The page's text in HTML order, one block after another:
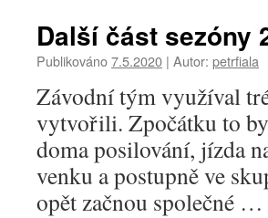
Další část sezóny
Publikováno7.5.2020 | Autor: petrfiala
Závodní tým využíval
vytvořili. Zpočátku to
doma posilování, jízda
venku a postupně ve
opět začnou společné …